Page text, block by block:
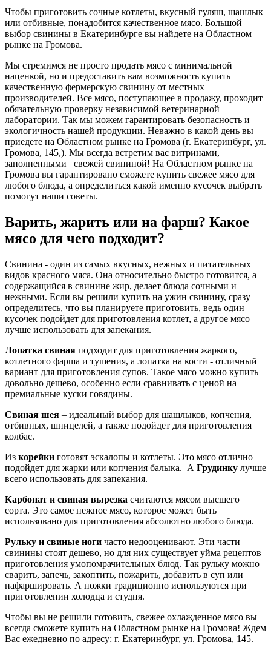
Чтобы приготовить сочные котлеты, вкусный гуляш, шашлык
или отбивные, понадобится качественное мясо. Большой
выбор свинины в Екатеринбурге вы найдете на Областном
рынке на Громова.
Мы стремимся не просто продать мясо с минимальной
наценкой, но и предоставить вам возможность купить
качественную фермерскую свинину от местных
производителей. Все мясо, поступающее в продажу, проходит
обязательную проверку независимой ветеринарной
лаборатории. Так мы можем гарантировать безопасность и
экологичность нашей продукции. Неважно в какой день вы
приедете на Областном рынке на Громова (г. Екатеринбург, ул.
Громова, 145,). Мы всегда встретим вас витринами,
заполненными свежей свининой! На Областном рынке на
Громова вы гарантировано сможете купить свежее мясо для
любого блюда, а определиться какой именно кусочек выбрать
помогут наши советы.
Варить, жарить или на фарш? Какое
мясо для чего подходит?
Свинина - один из самых вкусных, нежных и питательных
видов красного мяса. Она относительно быстро готовится, а
содержащийся в свинине жир, делает блюда сочными и
нежными. Если вы решили купить на ужин свинину, сразу
определитесь, что вы планируете приготовить, ведь один
кусочек подойдет для приготовления котлет, а другое мясо
лучше использовать для запекания.
Лопатка свиная подходит для приготовления жаркого,
котлетного фарша и тушения, а лопатка на кости - отличный
вариант для приготовления супов. Такое мясо можно купить
довольно дешево, особенно если сравнивать с ценой на
премиальные куски говядины.
Свиная шея – идеальный выбор для шашлыков, копчения,
отбивных, шницелей, а также подойдет для приготовления
колбас.
Из корейки готовят эскалопы и котлеты. Это мясо отлично
подойдет для жарки или копчения балыка. А Грудинку лучше
всего использовать для запекания.
Карбонат и свиная вырезка считаются мясом высшего
сорта. Это самое нежное мясо, которое может быть
использовано для приготовления абсолютно любого блюда.
Рульку и свиные ноги часто недооценивают. Эти части
свинины стоят дешево, но для них существует уйма рецептов
приготовления умопомрачительных блюд. Так рульку можно
сварить, запечь, закоптить, пожарить, добавить в суп или
нафаршировать. А ножки традиционно используются при
приготовлении холодца и студня.
Чтобы вы не решили готовить, свежее охлажденное мясо вы
всегда сможете купить на Областном рынке на Громова! Ждем
Вас ежедневно по адресу: г. Екатеринбург, ул. Громова, 145.